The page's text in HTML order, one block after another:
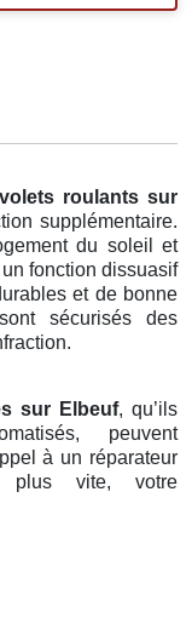
volets roulants sur
supplémentaire.
du soleil et
fonction dissuasif
et de bonne
sécurisés des
sur Elbeuf, qu’ils
peuvent
à un réparateur
plus vite, votre